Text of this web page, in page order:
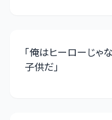
「俺はヒーローじゃな
子供だ」